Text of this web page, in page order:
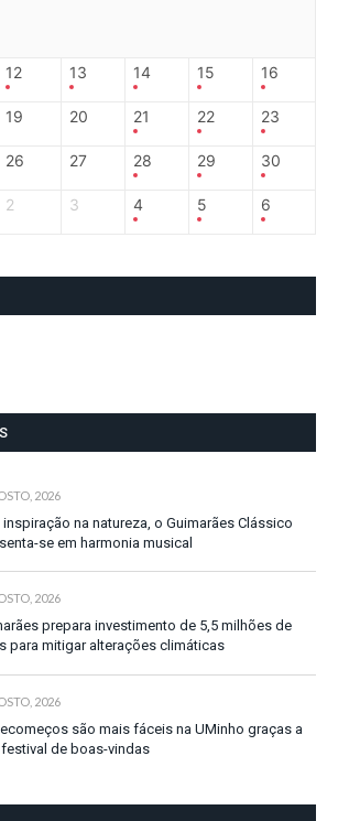
12 13 14 15 16
19 20 21 22 23
26 27 28 29 30
2 3 4 5 6
2026
inspiração na natureza, o Guimarães Clássico
se em harmonia musical
2026
prepara investimento de 5,5 milhões de
para mitigar alterações climáticas
2026
são mais fáceis na UMinho graças a
de boas-vindas